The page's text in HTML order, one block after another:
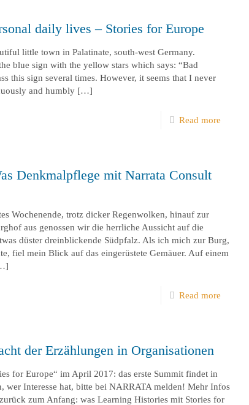
daily lives – Stories for Europe
little town in Palatinate, south-west Germany.
blue sign with the yellow stars which says: “Bad
this sign several times. However, it seems that I never
and humbly […]
Read more
Denkmalpflege mit Narrata Consult
Wochenende, trotz dicker Regenwolken, hinauf zur
aus genossen wir die herrliche Aussicht auf die
düster dreinblickende Südpfalz. Als ich mich zur Burg,
fiel mein Blick auf das eingerüstete Gemäuer. Auf einem
Read more
der Erzählungen in Organisationen
for Europe“ im April 2017: das erste Summit findet in
wer Interesse hat, bitte bei NARRATA melden! Mehr Infos
zum Anfang: was Learning Histories mit Stories for